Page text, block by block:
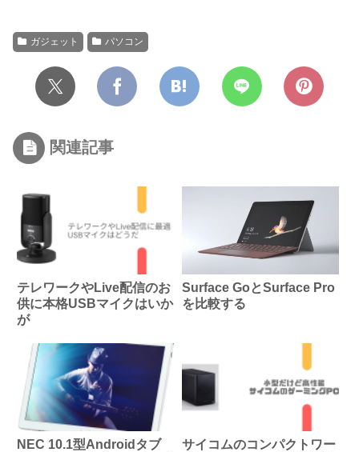
ガジェット パソコン
関連記事
テレワークやLive配信のお
供に本格USBマイクはいか
が
Surface GoとSurface Pro
を比較する
NEC 10.1型Androidタブ
サイコムのコンパクトワー